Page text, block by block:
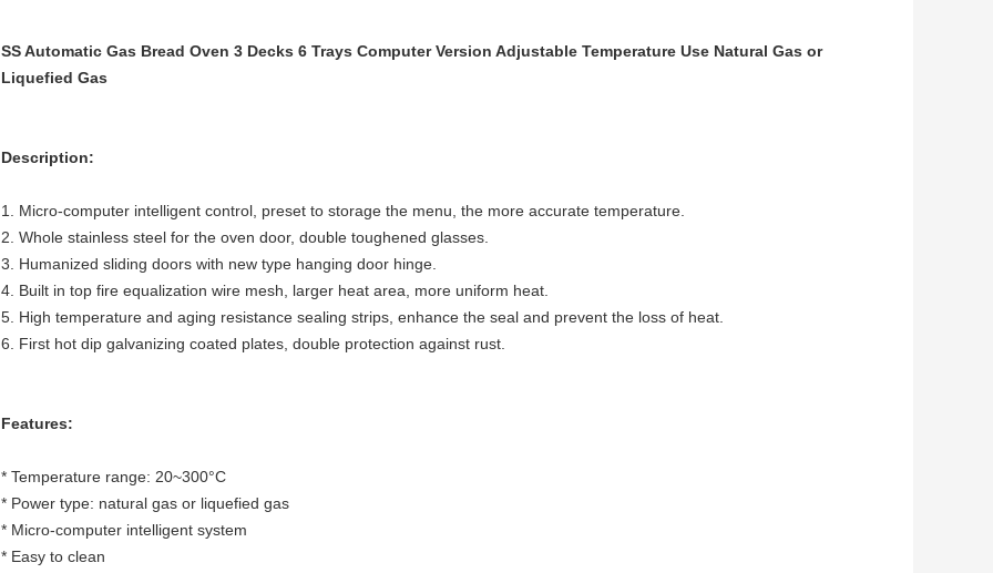
SS Automatic Gas Bread Oven 3 Decks 6 Trays Computer Version Adjustable Temperature Use Natural Gas or
Liquefied Gas
Description:
1. Micro-computer intelligent control, preset to storage the menu, the more accurate temperature.
2. Whole stainless steel for the oven door, double toughened glasses.
3. Humanized sliding doors with new type hanging door hinge.
4. Built in top fire equalization wire mesh, larger heat area, more uniform heat.
5. High temperature and aging resistance sealing strips, enhance the seal and prevent the loss of heat.
6. First hot dip galvanizing coated plates, double protection against rust.
Features:
* Temperature range: 20~300°C
* Power type: natural gas or liquefied gas
* Micro-computer intelligent system
* Easy to clean